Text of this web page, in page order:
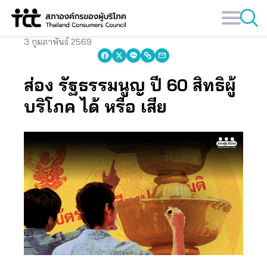
Skip
3 กุมภาพันธ์ 2569
ส่อง รัฐธรรมนูญ ปี 60 สิทธิผู้
บริโภค ได้ หรือ เสีย